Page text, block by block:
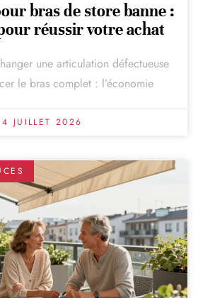
bras de store banne :
réussir votre achat
une articulation défectueuse
le bras complet : l’économie
JUILLET 2026